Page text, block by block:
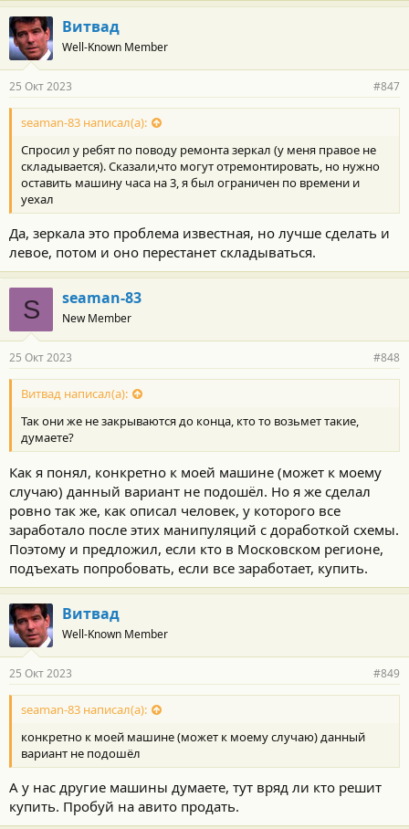
Витвад
Well-Known Member
25 Окт 2023 #847
seaman-83 написал(а):
Спросил у ребят по поводу ремонта зеркал (у меня правое не
складывается). Сказали,что могут отремонтировать, но нужно
оставить машину часа на 3, я был ограничен по времени и
уехал
Да, зеркала это проблема известная, но лучше сделать и
левое, потом и оно перестанет складываться.
S seaman-83
New Member
25 Окт 2023 #848
Витвад написал(а):
Так они же не закрываются до конца, кто то возьмет такие,
думаете?
Как я понял, конкретно к моей машине (может к моему
случаю) данный вариант не подошёл. Но я же сделал
ровно так же, как описал человек, у которого все
заработало после этих манипуляций с доработкой схемы.
Поэтому и предложил, если кто в Московском регионе,
подъехать попробовать, если все заработает, купить.
Витвад
Well-Known Member
25 Окт 2023 #849
seaman-83 написал(а):
конкретно к моей машине (может к моему случаю) данный
вариант не подошёл
А у нас другие машины думаете, тут вряд ли кто решит
купить. Пробуй на авито продать.